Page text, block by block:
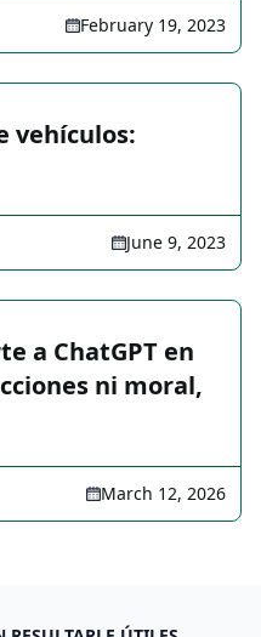
February 19, 2023
vehículos:
June 9, 2023
a ChatGPT en
ni moral,
March 12, 2026